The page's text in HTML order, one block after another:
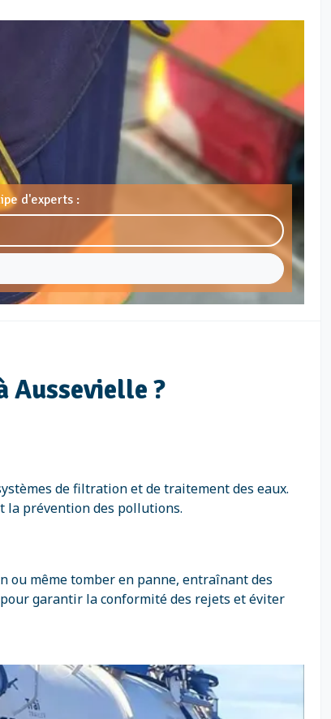
d'experts :
?
de filtration et de traitement des eaux.
la prévention des pollutions.
ou même tomber en panne, entraînant des
garantir la conformité des rejets et éviter